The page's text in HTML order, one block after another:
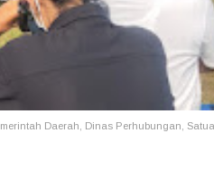
Daerah, Dinas Perhubungan,